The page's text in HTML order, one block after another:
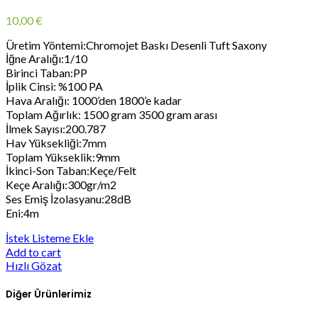
10,00€
Üretim Yöntemi:Chromojet Baskı Desenli Tuft Saxony
İğne Aralığı:1/10
Birinci Taban:PP
İplik Cinsi: %100 PA
Hava Aralığı: 1000’den 1800’e kadar
Toplam Ağırlık: 1500 gram 3500 gram arası
İlmek Sayısı:200.787
Hav Yüksekliği:7mm
Toplam Yükseklik:9mm
İkinci-Son Taban:Keçe/Felt
Keçe Aralığı:300gr/m2
Ses Emiş İzolasyanu:28dB
Eni:4m
İstek Listeme Ekle
Add to cart
Hızlı Gözat
Diğer Ürünlerimiz